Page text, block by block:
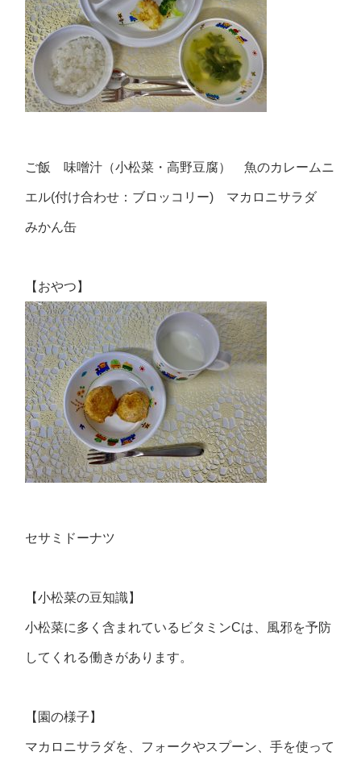
ご飯 味噌汁（小松菜・高野豆腐） 魚のカレームニ
エル(付け合わせ：ブロッコリー) マカロニサラダ
みかん缶
【おやつ】
セサミドーナツ
【小松菜の豆知識】
小松菜に多く含まれているビタミンCは、風邪を予防
してくれる働きがあります。
【園の様子】
マカロニサラダを、フォークやスプーン、手を使って